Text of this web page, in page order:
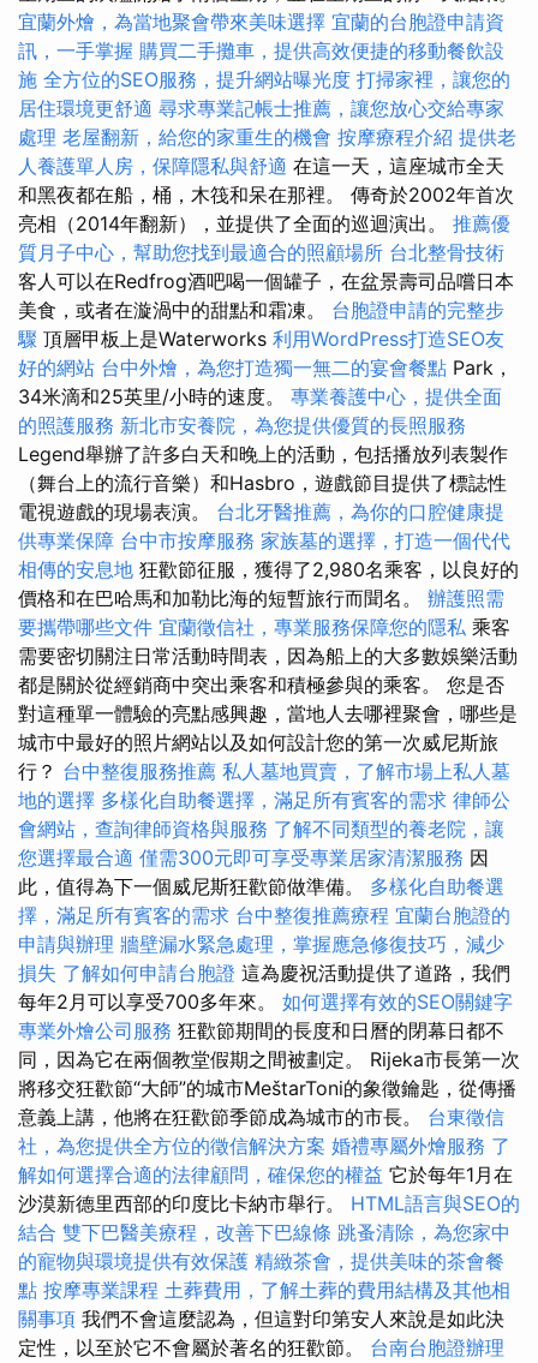
宜蘭外燴，為當地聚會帶來美味選擇 宜蘭的台胞證申請資
訊，一手掌握 購買二手攤車，提供高效便捷的移動餐飲設
施 全方位的SEO服務，提升網站曝光度 打掃家裡，讓您的
居住環境更舒適 尋求專業記帳士推薦，讓您放心交給專家
處理 老屋翻新，給您的家重生的機會 按摩療程介紹 提供老
人養護單人房，保障隱私與舒適 在這一天，這座城市全天
和黑夜都在船，桶，木筏和呆在那裡。 傳奇於2002年首次
亮相（2014年翻新），並提供了全面的巡迴演出。 推薦優
質月子中心，幫助您找到最適合的照顧場所 台北整骨技術
客人可以在Redfrog酒吧喝一個罐子，在盆景壽司品嚐日本
美食，或者在漩渦中的甜點和霜凍。 台胞證申請的完整步
驟 頂層甲板上是Waterworks 利用WordPress打造SEO友
好的網站 台中外燴，為您打造獨一無二的宴會餐點 Park，
34米滴和25英里/小時的速度。 專業養護中心，提供全面
的照護服務 新北市安養院，為您提供優質的長照服務
Legend舉辦了許多白天和晚上的活動，包括播放列表製作
（舞台上的流行音樂）和Hasbro，遊戲節目提供了標誌性
電視遊戲的現場表演。 台北牙醫推薦，為你的口腔健康提
供專業保障 台中市按摩服務 家族墓的選擇，打造一個代代
相傳的安息地 狂歡節征服，獲得了2,980名乘客，以良好的
價格和在巴哈馬和加勒比海的短暫旅行而聞名。 辦護照需
要攜帶哪些文件 宜蘭徵信社，專業服務保障您的隱私 乘客
需要密切關注日常活動時間表，因為船上的大多數娛樂活動
都是關於從經銷商中突出乘客和積極參與的乘客。 您是否
對這種單一體驗的亮點感興趣，當地人去哪裡聚會，哪些是
城市中最好的照片網站以及如何設計您的第一次威尼斯旅
行？ 台中整復服務推薦 私人墓地買賣，了解市場上私人墓
地的選擇 多樣化自助餐選擇，滿足所有賓客的需求 律師公
會網站，查詢律師資格與服務 了解不同類型的養老院，讓
您選擇最合適 僅需300元即可享受專業居家清潔服務 因
此，值得為下一個威尼斯狂歡節做準備。 多樣化自助餐選
擇，滿足所有賓客的需求 台中整復推薦療程 宜蘭台胞證的
申請與辦理 牆壁漏水緊急處理，掌握應急修復技巧，減少
損失 了解如何申請台胞證 這為慶祝活動提供了道路，我們
每年2月可以享受700多年來。 如何選擇有效的SEO關鍵字
專業外燴公司服務 狂歡節期間的長度和日曆的閉幕日都不
同，因為它在兩個教堂假期之間被劃定。 Rijeka市長第一次
將移交狂歡節“大師”的城市MeštarToni的象徵鑰匙，從傳播
意義上講，他將在狂歡節季節成為城市的市長。 台東徵信
社，為您提供全方位的徵信解決方案 婚禮專屬外燴服務 了
解如何選擇合適的法律顧問，確保您的權益 它於每年1月在
沙漠新德里西部的印度比卡納市舉行。 HTML語言與SEO的
結合 雙下巴醫美療程，改善下巴線條 跳蚤清除，為您家中
的寵物與環境提供有效保護 精緻茶會，提供美味的茶會餐
點 按摩專業課程 土葬費用，了解土葬的費用結構及其他相
關事項 我們不會這麼認為，但這對印第安人來說是如此決
定性，以至於它不會屬於著名的狂歡節。 台南台胞證辦理